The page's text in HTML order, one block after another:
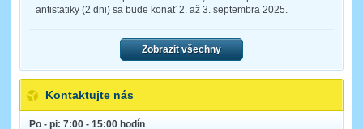
antistatiky (2 dni) sa bude konať 2. až 3. septembra 2025.
Zobrazit všechny
Kontaktujte nás
Po - pi: 7:00 - 15:00 hodín